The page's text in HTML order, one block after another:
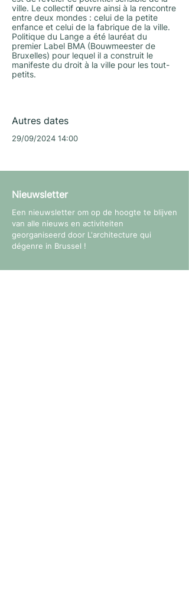
ville. Le collectif œuvre ainsi à la rencontre
entre deux mondes : celui de la petite
enfance et celui de la fabrique de la ville.
Politique du Lange a été lauréat du
premier Label BMA (Bouwmeester de
Bruxelles) pour lequel il a construit le
manifeste du droit à la ville pour les tout-
petits.
Autres dates
29/09/2024 14:00
Nieuwsletter
Een nieuwsletter om op de hoogte te blijven
van alle nieuws en activiteiten
georganiseerd door L'architecture qui
dégenre in Brussel !